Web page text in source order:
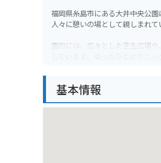
福岡県糸島市にある大井中央公
人々に憩いの場として親しまれて
園内には、広々とした芝生広場
しています。ゆったりとピクニ
野鳥や昆虫を見つけることがで
基本情報